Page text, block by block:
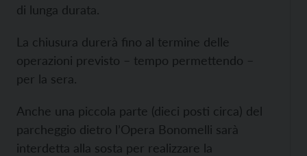
di lunga durata.
La chiusura durerà fino al termine delle
operazioni previsto – tempo permettendo –
per la sera.
Anche una piccola parte (dieci posti circa) del
parcheggio dietro l’Opera Bonomelli sarà
interdetta alla sosta per realizzare la